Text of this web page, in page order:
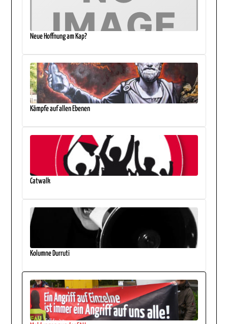
Neue Hoffnung am Kap?
Kämpfe auf allen Ebenen
Catwalk
Kolumne Durruti